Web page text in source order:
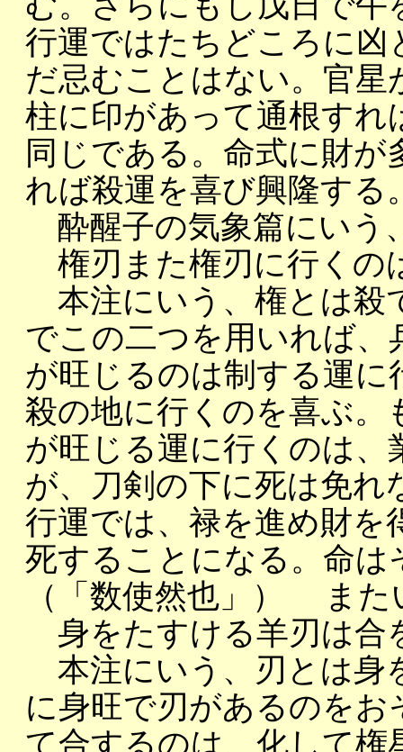
行運ではたちどころに
だ忌むことはない。官
柱に印があって通根す
同じである。命式に財
れば殺運を喜び興隆する
酔醒子の気象篇にいう
権刃また権刃に行くの
本注にいう、権とは殺
でこの二つを用いれば
が旺じるのは制する運
殺の地に行くのを喜ぶ
が旺じる運に行くのは
が、刀剣の下に死は免
行運では、禄を進め財を
死することになる。命
（「数使然也」） また
身をたすける羊刃は合
本注にいう、刃とは身
に身旺で刃があるのを
て合するのは、化して